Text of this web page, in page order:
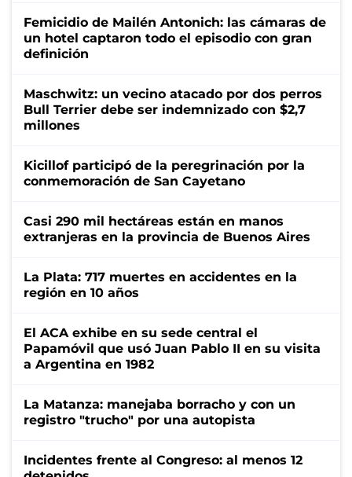
Femicidio de Mailén Antonich: las cámaras de
un hotel captaron todo el episodio con gran
definición
Maschwitz: un vecino atacado por dos perros
Bull Terrier debe ser indemnizado con $2,7
millones
Kicillof participó de la peregrinación por la
conmemoración de San Cayetano
Casi 290 mil hectáreas están en manos
extranjeras en la provincia de Buenos Aires
La Plata: 717 muertes en accidentes en la
región en 10 años
El ACA exhibe en su sede central el
Papamóvil que usó Juan Pablo II en su visita
a Argentina en 1982
La Matanza: manejaba borracho y con un
registro "trucho" por una autopista
Incidentes frente al Congreso: al menos 12